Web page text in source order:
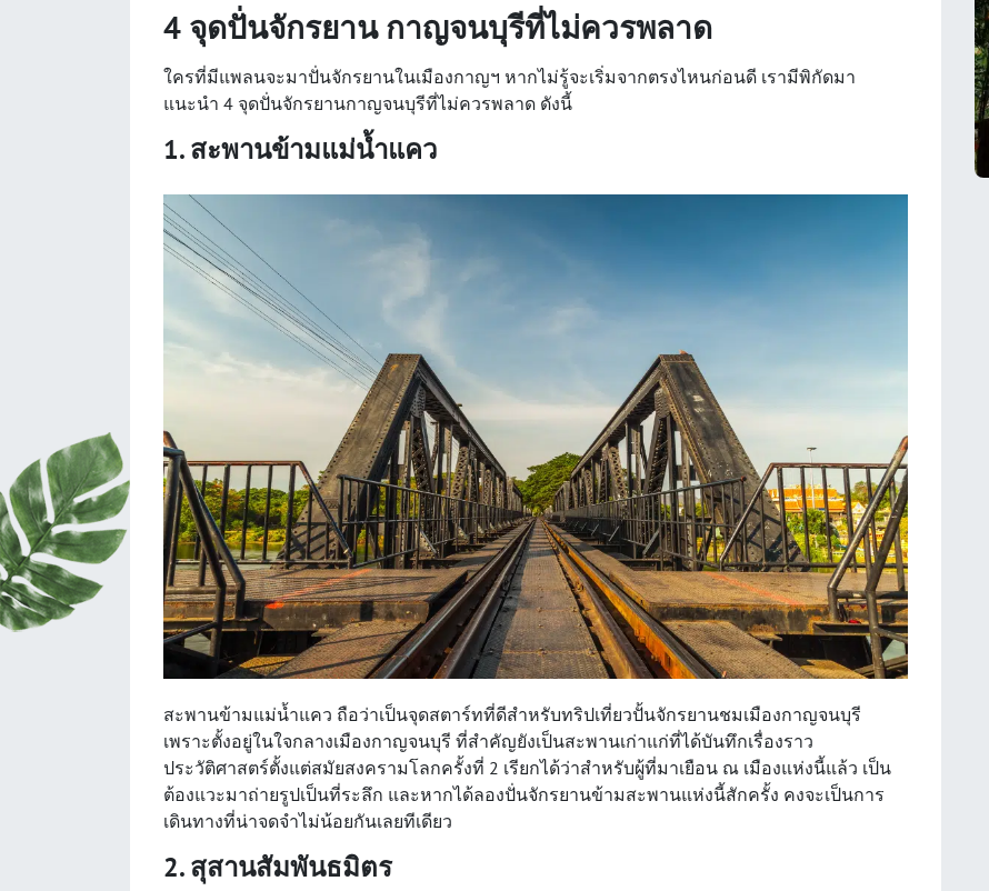
4 จุดปั่นจักรยาน กาญจนบุรีที่ไม่ควรพลาด
ใครที่มีแพลนจะมาปั่นจักรยานในเมืองกาญฯ หากไม่รู้จะเริ่มจากตรงไหนก่อนดี เรามีพิกัดมา
แนะนำ 4 จุดปั่นจักรยานกาญจนบุรีที่ไม่ควรพลาด ดังนี้
1. สะพานข้ามแม่น้ำแคว
สะพานข้ามแม่น้ำแคว ถือว่าเป็นจุดสตาร์ทที่ดีสำหรับทริปเที่ยวปั้นจักรยานชมเมืองกาญจนบุรี
เพราะตั้งอยู่ในใจกลางเมืองกาญจนบุรี ที่สำคัญยังเป็นสะพานเก่าแก่ที่ได้บันทึกเรื่องราว
ประวัติศาสตร์ตั้งแต่สมัยสงครามโลกครั้งที่ 2 เรียกได้ว่าสำหรับผู้ที่มาเยือน ณ เมืองแห่งนี้แล้ว เป็น
ต้องแวะมาถ่ายรูปเป็นที่ระลึก และหากได้ลองปั่นจักรยานข้ามสะพานแห่งนี้สักครั้ง คงจะเป็นการ
เดินทางที่น่าจดจำไม่น้อยกันเลยทีเดียว
2. สุสานสัมพันธมิตร